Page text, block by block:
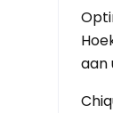
aan